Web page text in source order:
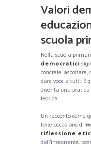
Valori
scuola
Nella scuola
democratici
concrete: ascoltare,
dare voce a tutti. È
diventa una
teorica.
Un racconto come
forte occasione di
riflessione
dall’insegnante,